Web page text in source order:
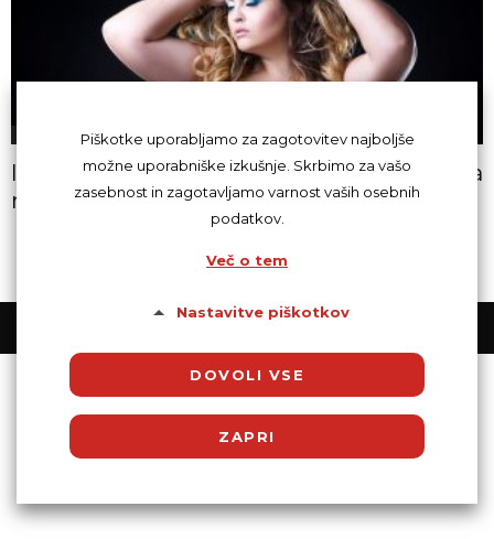
Izkoristi svoj seksapil in zapelji sanjskega
moškega
Piškotke uporabljamo za zagotovitev najboljše
možne uporabniške izkušnje. Skrbimo za vašo
zasebnost in zagotavljamo varnost vaših osebnih
podatkov.
Več o tem
Nastavitve piškotkov
DOVOLI VSE
ZAPRI
Potrebni